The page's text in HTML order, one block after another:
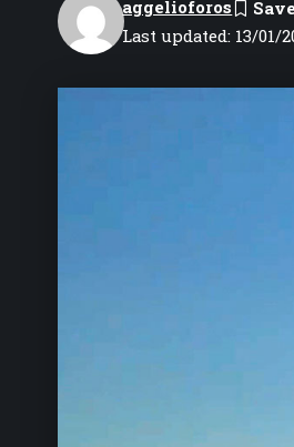
Last updated: 13/01/
aggelioforos